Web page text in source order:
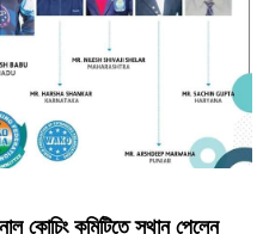
কোচিং কমিটিতে স্থান পেলেন